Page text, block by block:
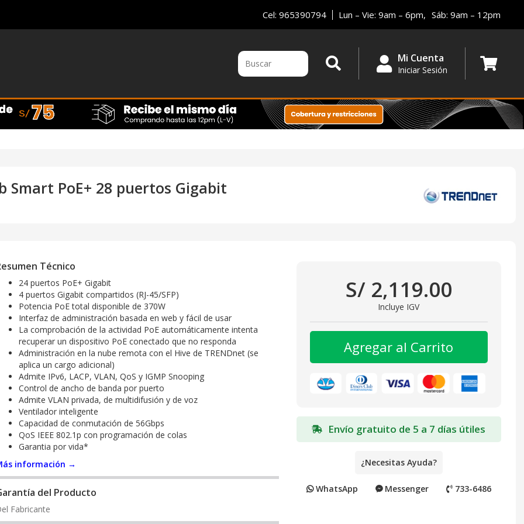
Cel: 965390794 Lun – Vie: 9am – 6pm, Sáb: 9am – 12pm
Mi Cuenta
Iniciar Sesión
Smart PoE+ 28 puertos Gigabit
Técnico
24 puertos PoE+ Gigabit
4 puertos Gigabit compartidos (RJ-45/SFP)
Potencia PoE total disponible de 370W
Interfaz de administración basada en web y fácil de usar
La comprobación de la actividad PoE automáticamente intenta
recuperar un dispositivo PoE conectado que no responda
Administración en la nube remota con el Hive de TRENDnet (se
aplica un cargo adicional)
Admite IPv6, LACP, VLAN, QoS y IGMP Snooping
Control de ancho de banda por puerto
Admite VLAN privada, de multidifusión y de voz
Ventilador inteligente
Capacidad de conmutación de 56Gbps
QoS IEEE 802.1p con programación de colas
Garantia por vida*
información →
del Producto
Fabricante
S/ 2,119.00
Incluye IGV
Agregar al Carrito
Envío gratuito de 5 a 7 días útiles
¿Necesitas Ayuda?
WhatsApp Messenger 733-6486